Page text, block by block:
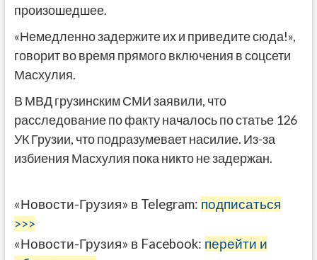
произошедшее.
«Немедленно задержите их и приведите сюда!»,
говорит во время прямого включения в соцсети
Масхулия.
В МВД грузинским СМИ заявили, что
расследование по факту началось по статье 126
УК Грузии, что подразумевает насилие. Из-за
избиения Масхулия пока никто не задержан.
«Новости-Грузия» в Telegram: подписаться
>>>
«Новости-Грузия» в Facebook: перейти и